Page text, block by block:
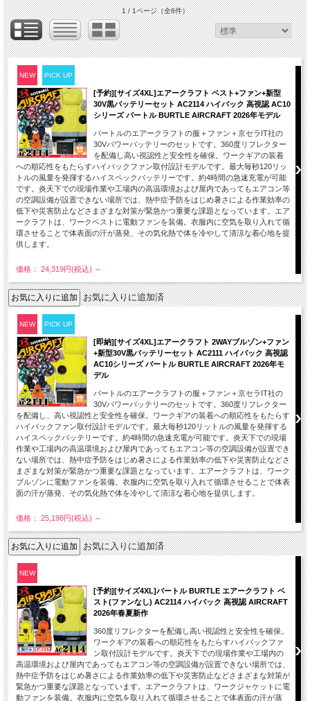
1 / 1ページ（全8件）
NEW PICK UP
[予約][サイズ4XL]エアークラフト ベスト+ファン+新型
30V黒バッテリーセット AC2114 ハイバック 高視認 AC10
シリーズ バートル BURTLE AIRCRAFT 2026年モデル
バートルのエアークラフトの服＋ファン＋京セラIT社の
30Vパワーバッテリーのセットです。360度リフレクター
を配備し高い視認性と安全性を確保。ワークギアの装着
への順応性をもたらすハイバックファン取付設計モデルです。最大毎秒120リッ
トルの風量を発揮するハイスペックバッテリーです。約4時間の急速充電が可能
です。炎天下での現場作業や工場内の高温環境および屋内であってもエアコン等
の空調設備が設置できない場所では、熱中症予防をはじめ暑さによる作業効率の
低下や災害防止などさまざまな対策が緊急かつ重要な課題となっています。エア
ークラフトは、ワークベストに電動ファンを装備。衣服内に空気を取り入れて循
環させることで体表面の汗が蒸発、その気化熱で体を冷やして清涼な着心地を提
供します。
価格： 24,319円(税込) ～
お気に入りに追加済
NEW PICK UP
[即納][サイズ4XL]エアークラフト 2WAYブルゾン+ファン
+新型30V黒バッテリーセット AC2111 ハイバック 高視認
AC10シリーズ バートル BURTLE AIRCRAFT 2026年モ
デル
バートルのエアークラフトの服＋ファン＋京セラIT社の
30Vパワーバッテリーのセットです。360度リフレクター
を配備し、高い視認性と安全性を確保。ワークギアの装着への順応性をもたらす
ハイバックファン取付設計モデルです。最大毎秒120リットルの風量を発揮する
ハイスペックバッテリーです。約4時間の急速充電が可能です。炎天下での現場
作業や工場内の高温環境および屋内であってもエアコン等の空調設備が設置でき
ない場所では、熱中症予防をはじめ暑さによる作業効率の低下や災害防止などさ
まざまな対策が緊急かつ重要な課題となっています。エアークラフトは、ワーク
ブルゾンに電動ファンを装備。衣服内に空気を取り入れて循環させることで体表
面の汗が蒸発、その気化熱で体を冷やして清涼な着心地を提供します。
価格： 25,198円(税込) ～
お気に入りに追加済
NEW
[予約][サイズ4XL]バートル BURTLE エアークラフト ベ
スト(ファンなし) AC2114 ハイバック 高視認 AIRCRAFT
2026年春夏新作
360度リフレクターを配備し高い視認性と安全性を確保。
ワークギアの装着への順応性をもたらすハイバックファ
ン取付設計モデルです。炎天下での現場作業や工場内の
高温環境および屋内であってもエアコン等の空調設備が設置できない場所では、
熱中症予防をはじめ暑さによる作業効率の低下や災害防止などさまざまな対策が
緊急かつ重要な課題となっています。エアークラフトは、ワークジャケットに電
動ファンを装備。衣服内に空気を取り入れて循環させることで体表面の汗が蒸